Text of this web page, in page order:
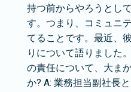
持つ前からやろうとし
す。つまり、コミュニ
てることです。最近、
りについて語りました
の責任について、大ま
か? A: 業務担当副社長